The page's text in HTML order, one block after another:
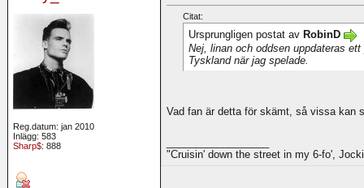
Reg.datum: jan 2010
Inlägg: 583
Sharp$: 888
Citat:
Ursprungligen postat av RobinD
Nej, linan och oddsen uppdateras
Tyskland när jag spelade.
Vad fan är detta för skämt, så vissa kan
"Cruisin' down the street in my 6-fo',